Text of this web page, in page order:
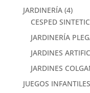
JARDINERÍA (4)
CESPED
JARDINERÍA
JARDINES
JARDINES
JUEGOS